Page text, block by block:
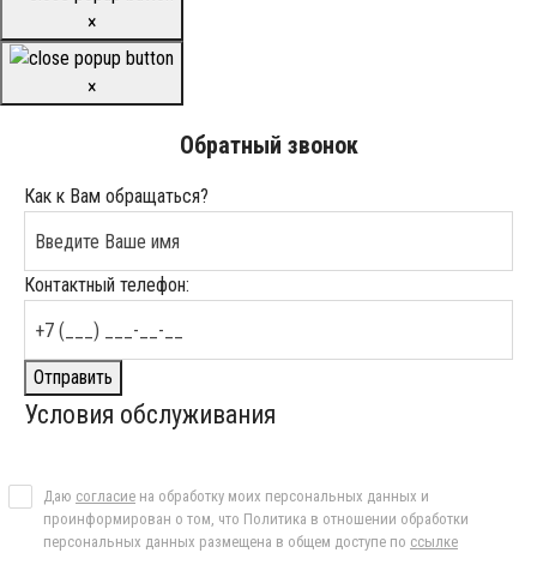
×
×
Обратный звонок
Как к Вам обращаться?
Контактный телефон:
Отправить
Условия обслуживания
Даю согласие на обработку моих персональных данных и
проинформирован о том, что Политика в отношении обработки
персональных данных размещена в общем доступе по ссылке